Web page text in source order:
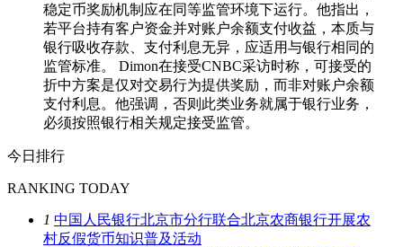
稳定币奖励机制应在同等监管环境下运行。他指出，
若平台持有客户资金并对账户余额支付收益，本质与
银行吸收存款、支付利息无异，应适用与银行相同的
监管标准。 Dimon在接受CNBC采访时称，可接受的
折中方案是仅对交易行为提供奖励，而非对账户余额
支付利息。他强调，否则此类业务就属于银行业务，
必须按照银行相关规定接受监管。
今日排行
RANKING TODAY
1 中国人民银行北京市分行联合北京农商银行开展农
村反假货币知识普及活动